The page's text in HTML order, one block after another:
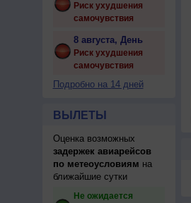
Риск ухудшения
самочувствия
8 августа, День
Риск ухудшения
самочувствия
Подробно на 14 дней
ВЫЛЕТЫ
Оценка возможных
задержек авиарейсов
по метеоусловиям на
ближайшие сутки
Не ожидается